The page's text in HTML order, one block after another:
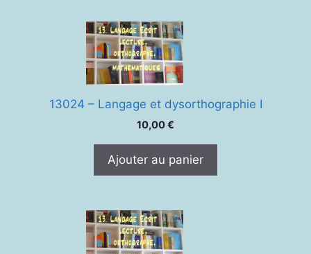
13024 – Langage et dysorthographie I
10,00€
Ajouter au panier